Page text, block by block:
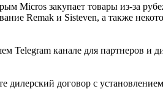
Micros закупает товары из-за
Remak и Sisteven, а также
Telegram канале для партнеров и
договор с